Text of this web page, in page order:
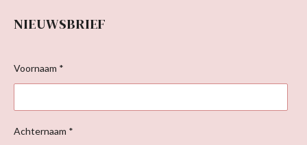
NIEUWSBRIEF
Voornaam *
Achternaam *